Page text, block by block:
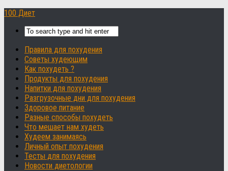
100 Диет
Правила для похудения
Советы худеющим
Как похудеть ?
Продукты для похудения
Напитки для похудения
Разгрузочные дни для похудения
Здоровое питание
Разные способы похудеть
Что мешает нам худеть
Худеем занимаясь
Личный опыт похудения
Тесты для похудения
Новости диетологии